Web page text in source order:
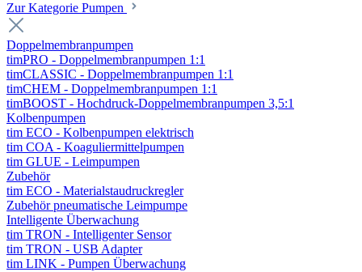
Zur Kategorie Pumpen
Doppelmembranpumpen
timPRO - Doppelmembranpumpen 1:1
timCLASSIC - Doppelmembranpumpen 1:1
timCHEM - Doppelmembranpumpen 1:1
timBOOST - Hochdruck-Doppelmembranpumpen 3,5:1
Kolbenpumpen
tim ECO - Kolbenpumpen elektrisch
tim COA - Koaguliermittelpumpen
tim GLUE - Leimpumpen
Zubehör
tim ECO - Materialstaudruckregler
Zubehör pneumatische Leimpumpe
Intelligente Überwachung
tim TRON - Intelligenter Sensor
tim TRON - USB Adapter
tim LINK - Pumpen Überwachung